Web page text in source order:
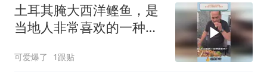
土耳其腌大西洋鲣鱼，是
当地人非常喜欢的一种美
可爱爆了 1跟贴